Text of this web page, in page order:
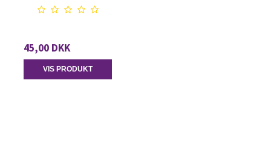
45,00 DKK
VIS PRODUKT